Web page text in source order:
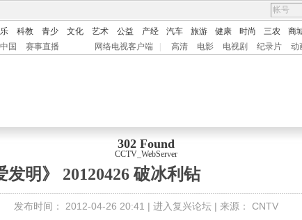
科教 青少 文化 艺术 公益 产经 汽车 旅游 健康 时尚 三农
商
国 赛事直播 网络电视客户端 高清 电影 电视剧 纪录片 动
302 Found
CCTV_WebServer
发明》 20120426 破冰利钻
发布时间： 2012-04-26 20:41 | 进入复兴论坛 | 来源： CNTV